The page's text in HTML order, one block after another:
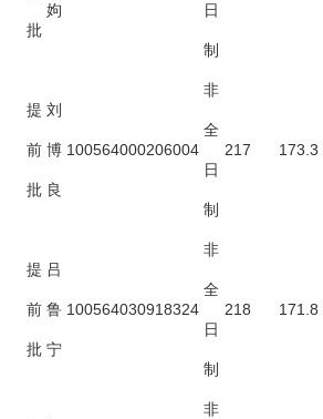
批
姁 日
制
提
前
批
刘
博
良
100564000206004
非
全
日
制
217 173.3
提
前
批
吕
鲁
宁
100564030918324
非
全
日
制
218 171.8
非